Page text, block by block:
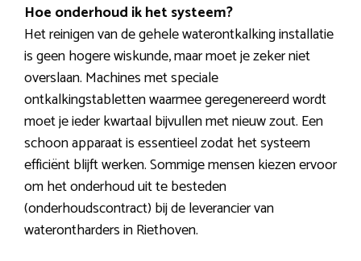
Hoe onderhoud ik het systeem?
Het reinigen van de gehele waterontkalking installatie
is geen hogere wiskunde, maar moet je zeker niet
overslaan. Machines met speciale
ontkalkingstabletten waarmee geregenereerd wordt
moet je ieder kwartaal bijvullen met nieuw zout. Een
schoon apparaat is essentieel zodat het systeem
efficiënt blijft werken. Sommige mensen kiezen ervoor
om het onderhoud uit te besteden
(onderhoudscontract) bij de leverancier van
waterontharders in Riethoven.